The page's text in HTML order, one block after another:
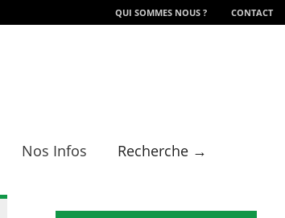
QUI SOMMES NOUS ? CONTACT
Nos Infos Recherche →